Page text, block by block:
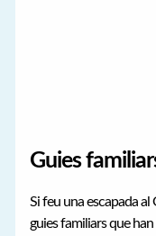
Guies
Si feu una escapada
guies familiars que